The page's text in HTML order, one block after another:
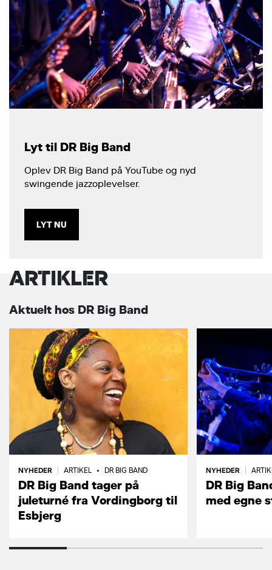
Lyt til DR Big Band
Oplev DR Big Band på YouTube og nyd
swingende jazzoplevelser.
LYT NU
ARTIKLER
Aktuelt hos DR Big Band
NYHEDER ARTIKEL • DR BIG BAND
DR Big Band tager på
juleturné fra Vordingborg til
Esbjerg
NYHEDER
DR Big
med egne